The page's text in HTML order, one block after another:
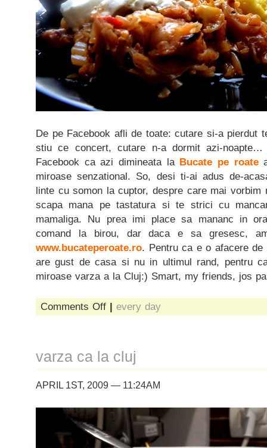
De pe Facebook afli de toate: cutare si-a pierdut
stiu ce concert, cutare n-a dormit azi-
Facebook ca azi dimineata la Bucate pe roate
miroase senzational. So, desi ti-ai adus de-
linte cu somon la cuptor, despre care mai
scapa mana pe tastatura si te strici cu
mamaliga. Nu prea imi place sa mananc in
comand la birou, dar daca e sa gresesc,
www.bucateperoate.ro. Pentru ca e o afacere de
are gust de casa si nu in ultimul rand, pentru
miroase varza a la Cluj:) Smart, my friends, jos
Comments Offon
bucate
| every day
varza ca la cluj
APRIL 1ST, 2009 — 11:24AM